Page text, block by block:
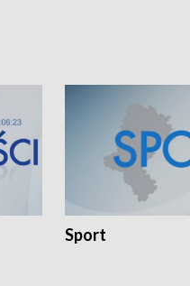
Sport